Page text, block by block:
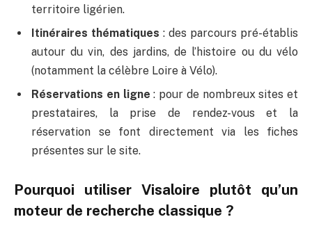
territoire ligérien.
Itinéraires thématiques : des parcours pré-établis
autour du vin, des jardins, de l’histoire ou du vélo
(notamment la célèbre Loire à Vélo).
Réservations en ligne : pour de nombreux sites et
prestataires, la prise de rendez-vous et la
réservation se font directement via les fiches
présentes sur le site.
Pourquoi utiliser Visaloire plutôt qu’un
moteur de recherche classique ?